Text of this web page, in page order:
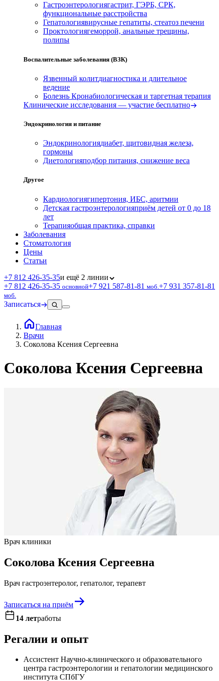
Гастроэнтерологиягастрит, ГЭРБ, СРК,
функциональные расстройства
Гепатологиявирусные гепатиты, стеатоз печени
Проктологиягеморрой, анальные трещины,
полипы
Воспалительные заболевания (ВЗК)
Язвенный колитдиагностика и длительное
ведение
Болезнь Кронабиологическая и таргетная терапия
Клинические исследования — участие бесплатно
Эндокринология и питание
Эндокринологиядиабет, щитовидная железа,
гормоны
Диетологияподбор питания, снижение веса
Другое
Кардиологиягипертония, ИБС, аритмии
Детская гастроэнтерологияприём детей от 0 до 18
лет
Терапияобщая практика, справки
Заболевания
Стоматология
Цены
Статьи
+7 812 426‑35‑35и ещё 2 линии
+7 812 426‑35‑35 основной+7 921 587‑81‑81 моб. +7 931 357‑81‑81
моб.
Записаться
Главная
Врачи
Соколова Ксения Сергеевна
Соколова Ксения Сергеевна
Врач клиники
Соколова Ксения Сергеевна
Врач гастроэнтеролог, гепатолог, терапевт
Записаться на приём
14 летработы
Регалии и опыт
Ассистент Научно-клинического и образовательного
центра гастроэнтерологии и гепатологии медицинского
института СПбГУ